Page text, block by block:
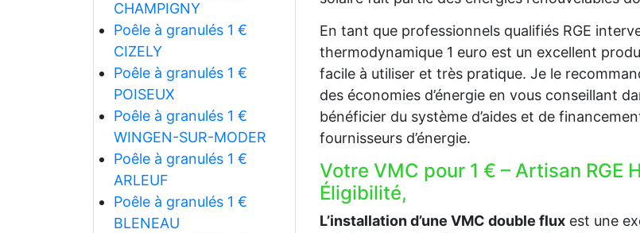
CHAMPIGNY
Poêle à granulés 1 €
CIZELY
Poêle à granulés 1 €
POISEUX
Poêle à granulés 1 €
WINGEN-SUR-MODER
Poêle à granulés 1 €
ARLEUF
Poêle à granulés 1 €
BLENEAU
En tant que professionnels qualifiés RGE
thermodynamique 1 euro est un excellent
facile à utiliser et très pratique. Je le
des économies d’énergie en vous conseillant
bénéficier du système d’aides et de
fournisseurs d’énergie.
Votre VMC pour 1 € – Artisan RGE
Éligibilité,
L’installation d’une VMC double flux est une